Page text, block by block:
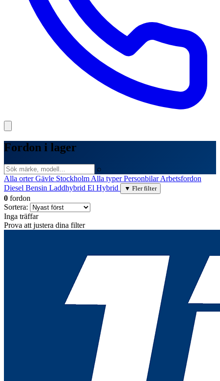
Fordon i lager
⌕
Alla orterGävle Stockholm Alla typerPersonbilarArbetsfordon
Diesel Bensin Laddhybrid El Hybrid ▼ Fler filter
0 fordon
Sortera:
Inga träffar
Prova att justera dina filter